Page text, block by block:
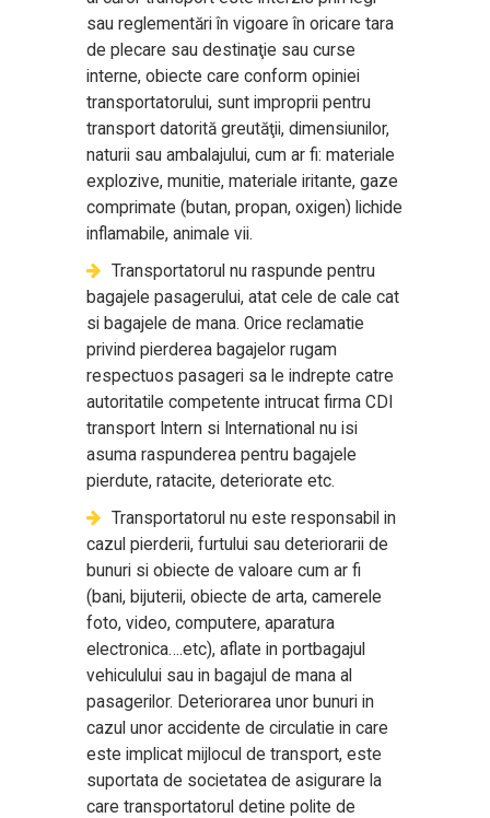
sau reglementări în vigoare în oricare tara
de plecare sau destinaţie sau curse
interne, obiecte care conform opiniei
transportatorului, sunt improprii pentru
transport datorită greutăţii, dimensiunilor,
naturii sau ambalajului, cum ar fi: materiale
explozive, munitie, materiale iritante, gaze
comprimate (butan, propan, oxigen) lichide
inflamabile, animale vii.
Transportatorul nu raspunde pentru
bagajele pasagerului, atat cele de cale cat
si bagajele de mana. Orice reclamatie
privind pierderea bagajelor rugam
respectuos pasageri sa le indrepte catre
autoritatile competente intrucat firma CDI
transport Intern si International nu isi
asuma raspunderea pentru bagajele
pierdute, ratacite, deteriorate etc.
Transportatorul nu este responsabil in
cazul pierderii, furtului sau deteriorarii de
bunuri si obiecte de valoare cum ar fi
(bani, bijuterii, obiecte de arta, camerele
foto, video, computere, aparatura
electronica….etc), aflate in portbagajul
vehiculului sau in bagajul de mana al
pasagerilor. Deteriorarea unor bunuri in
cazul unor accidente de circulatie in care
este implicat mijlocul de transport, este
suportata de societatea de asigurare la
care transportatorul detine polite de